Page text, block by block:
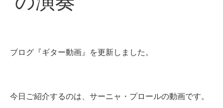
ブログ『ギター動画』を更新しました。
今日ご紹介するのは、サーニャ・プロールの動画です。